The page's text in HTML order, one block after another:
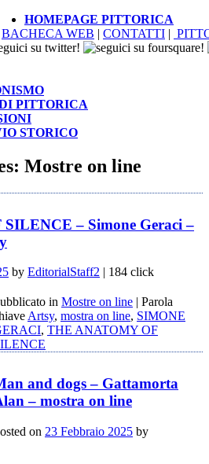
BACHECA WEB | CONTATTI |
HOMEPAGE PITTORICA
PITTORICA
STORICO
Mostre on line
– Simone Geraci –
by EditorialStaff2 | 184 click
in Mostre on line | Parola
Artsy, mostra on line, SIMONE
, THE ANATOMY OF
and dogs – Gattamorta
– mostra on line
on 23 Febbraio 2025 by